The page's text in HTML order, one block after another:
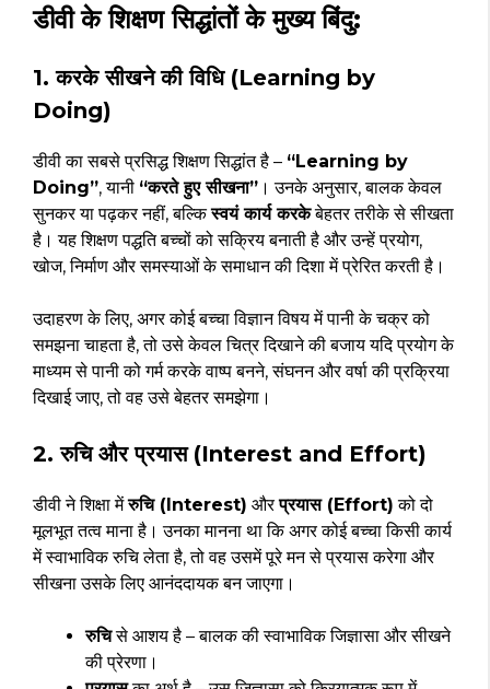
डीवी के शिक्षण सिद्धांतों के मुख्य बिंदु:
1.करके सीखने की विधि (Learning by
Doing)
डीवी का सबसे प्रसिद्ध शिक्षण सिद्धांत है – “Learning by
Doing”, यानी “करते हुए सीखना” । उनके अनुसार, बालक केवल
सुनकर या पढ़कर नहीं, बल्किस्वयं कार्य करकेबेहतर तरीके से सीखता
है। यह शिक्षण पद्धति बच्चों को सक्रिय बनाती है और उन्हें प्रयोग,
खोज, निर्माण और समस्याओं के समाधान की दिशा में प्रेरित करती है।
उदाहरण के लिए, अगर कोई बच्चा विज्ञान विषय में पानी के चक्र को
समझना चाहता है, तो उसे केवल चित्र दिखाने की बजाय यदि प्रयोग के
माध्यम से पानी को गर्म करके वाष्प बनने, संघनन और वर्षा की प्रक्रिया
दिखाई जाए, तो वह उसे बेहतर समझेगा।
2.रुचि और प्रयास (Interest and Effort)
डीवी ने शिक्षा मेंरुचि (Interest) औरप्रयास (Effort) को दो
मूलभूत तत्व माना है। उनका मानना था कि अगर कोई बच्चा किसी कार्य
में स्वाभाविक रुचि लेता है, तो वह उसमें पूरे मन से प्रयास करेगा और
सीखना उसके लिए आनंददायक बन जाएगा।
रुचिसे आशय है – बालक की स्वाभाविक जिज्ञासा और सीखने
की प्रेरणा।